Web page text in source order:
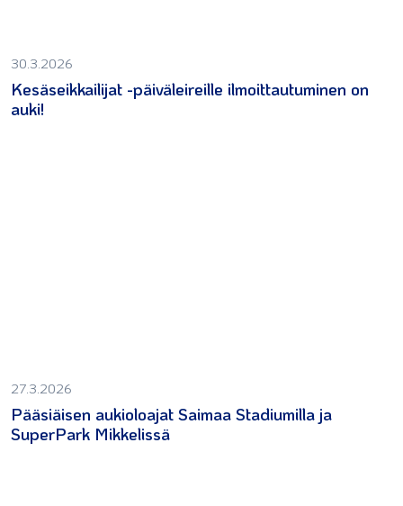
30.3.2026
Kesäseikkailijat -päiväleireille ilmoittautuminen on
auki!
27.3.2026
Pääsiäisen aukioloajat Saimaa Stadiumilla ja
SuperPark Mikkelissä